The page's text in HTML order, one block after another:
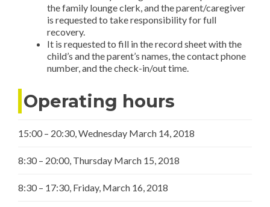
the family lounge clerk, and the parent/caregiver
is requested to take responsibility for full
recovery.
It is requested to fill in the record sheet with the
child’s and the parent’s names, the contact phone
number, and the check-in/out time.
Operating hours
15:00 – 20:30, Wednesday March 14, 2018
8:30 – 20:00, Thursday March 15, 2018
8:30 – 17:30, Friday, March 16, 2018